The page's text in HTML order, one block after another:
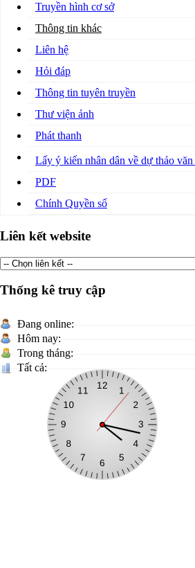
Truyền hình cơ sở
Thông tin khác
Liên hệ
Hỏi đáp
Thông tin tuyên truyền
Thư viện ảnh
Phát thanh
Lấy ý kiến nhân dân về dự thảo văn
PDF
Chính Quyền số
Liên kết website
Thống kê truy cập
Đang online:
Hôm nay:
Trong tháng:
Tất cả: